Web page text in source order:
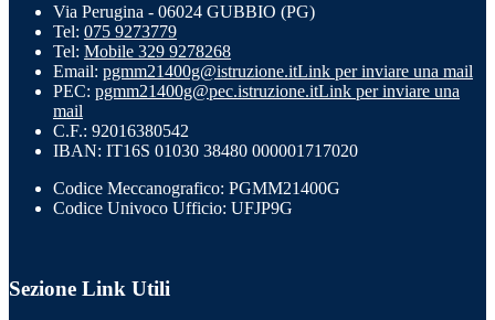
Via Perugina - 06024 GUBBIO (PG)
Tel: 075 9273779
Tel: Mobile 329 9278268
Email: pgmm21400g@istruzione.itLink per inviare una mail
PEC: pgmm21400g@pec.istruzione.itLink per inviare una
mail
C.F.: 92016380542
IBAN: IT16S 01030 38480 000001717020
Codice Meccanografico: PGMM21400G
Codice Univoco Ufficio: UFJP9G
Sezione Link Utili